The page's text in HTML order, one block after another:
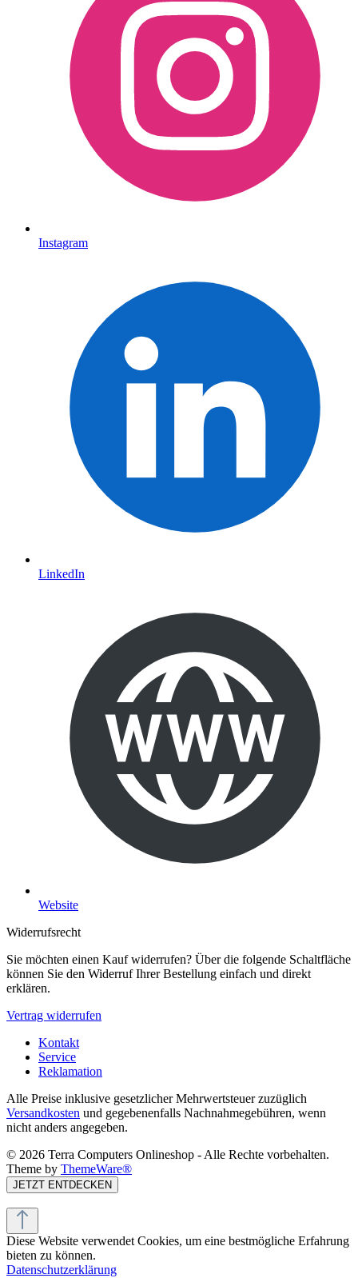
Instagram
LinkedIn
Website
Widerrufsrecht
Sie möchten einen Kauf widerrufen? Über die folgende Schaltfläche
können Sie den Widerruf Ihrer Bestellung einfach und direkt
erklären.
Vertrag widerrufen
Kontakt
Service
Reklamation
Alle Preise inklusive gesetzlicher Mehrwertsteuer zuzüglich
Versandkosten und gegebenenfalls Nachnahmegebühren, wenn
nicht anders angegeben.
© 2026 Terra Computers Onlineshop - Alle Rechte vorbehalten.
Theme by ThemeWare®
JETZT ENTDECKEN
Diese Website verwendet Cookies, um eine bestmögliche Erfahrung
bieten zu können.
Datenschutzerklärung